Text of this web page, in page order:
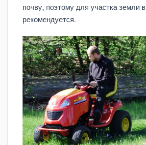
почву, поэтому для участка земли
рекомендуется.